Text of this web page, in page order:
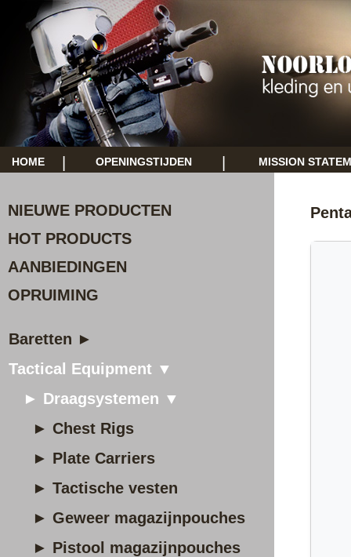
HOME OPENINGSTIJDEN MISSION
NIEUWE PRODUCTEN
HOT PRODUCTS
AANBIEDINGEN
OPRUIMING
Baretten ►
Tactical Equipment ▼
► Draagsystemen ▼
► Chest Rigs
► Plate Carriers
► Tactische vesten
► Geweer magazijnpouches
► Pistool magazijnpouches